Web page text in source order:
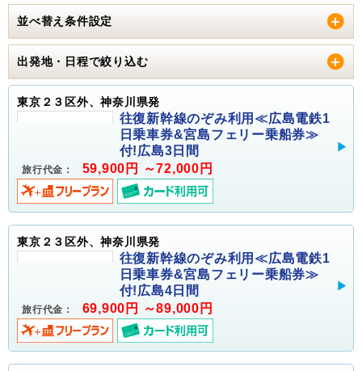
並べ替え条件設定
出発地・日程で絞り込む
東京２３区外、神奈川県発
往復新幹線のぞみ利用≪広島電鉄1
日乗車券&宮島フェリー乗船券≫
付!広島3日間
旅行代金： 59,900円 ～72,000円
東京２３区外、神奈川県発
往復新幹線のぞみ利用≪広島電鉄1
日乗車券&宮島フェリー乗船券≫
付!広島4日間
旅行代金： 69,900円 ～89,000円